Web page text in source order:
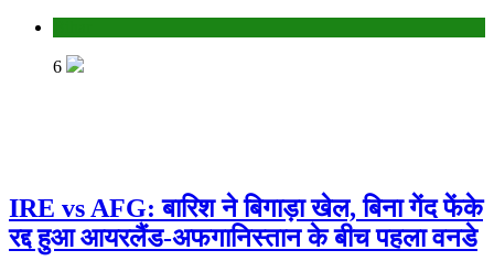
6
IRE vs AFG: बारिश ने बिगाड़ा खेल, बिना गेंद फेंके
रद्द हुआ आयरलैंड-अफगानिस्तान के बीच पहला वनडे